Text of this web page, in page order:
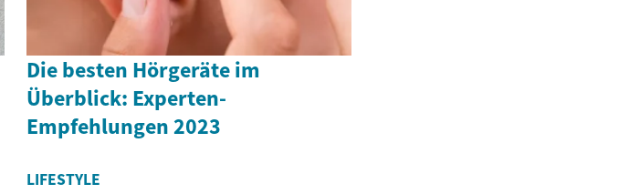
Die besten Hörgeräte im
Überblick: Experten-
Empfehlungen 2023
LIFESTYLE